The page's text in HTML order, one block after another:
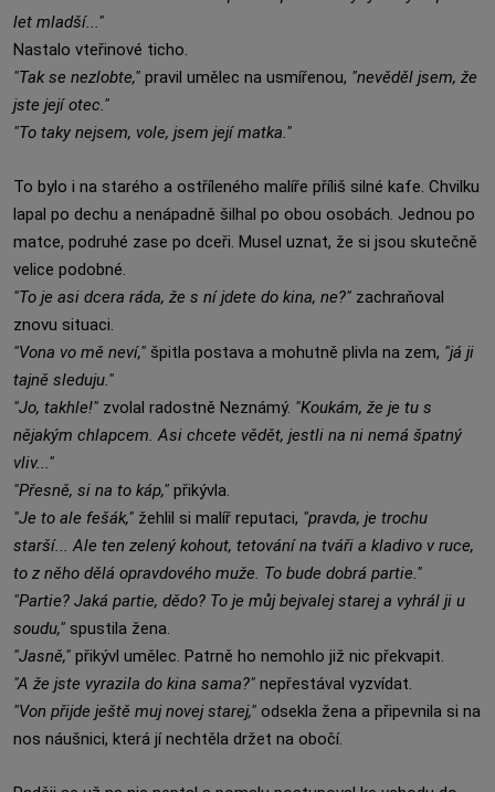
let mladší..."
Nastalo vteřinové ticho.
"Tak se nezlobte," pravil umělec na usmířenou, "nevěděl jsem, že
jste její otec."
"To taky nejsem, vole, jsem její matka."
To bylo i na starého a ostříleného malíře příliš silné kafe. Chvilku
lapal po dechu a nenápadně šilhal po obou osobách. Jednou po
matce, podruhé zase po dceři. Musel uznat, že si jsou skutečně
velice podobné.
"To je asi dcera ráda, že s ní jdete do kina, ne?" zachraňoval
znovu situaci.
"Vona vo mě neví," špitla postava a mohutně plivla na zem, "já ji
tajně sleduju."
"Jo, takhle!" zvolal radostně Neznámý. "Koukám, že je tu s
nějakým chlapcem. Asi chcete vědět, jestli na ni nemá špatný
vliv..."
"Přesně, si na to káp," přikývla.
"Je to ale fešák," žehlil si malíř reputaci, "pravda, je trochu
starší... Ale ten zelený kohout, tetování na tváři a kladivo v ruce,
to z něho dělá opravdového muže. To bude dobrá partie."
"Partie? Jaká partie, dědo? To je můj bejvalej starej a vyhrál ji u
soudu," spustila žena.
"Jasně," přikývl umělec. Patrně ho nemohlo již nic překvapit.
"A že jste vyrazila do kina sama?" nepřestával vyzvídat.
"Von přijde ještě muj novej starej," odsekla žena a připevnila si na
nos náušnici, která jí nechtěla držet na obočí.